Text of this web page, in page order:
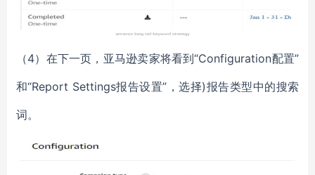
（4）在下一页，亚马逊卖家将看到“Configuration配置”
和“Report Settings报告设置”，选择)报告类型中的搜索
词。